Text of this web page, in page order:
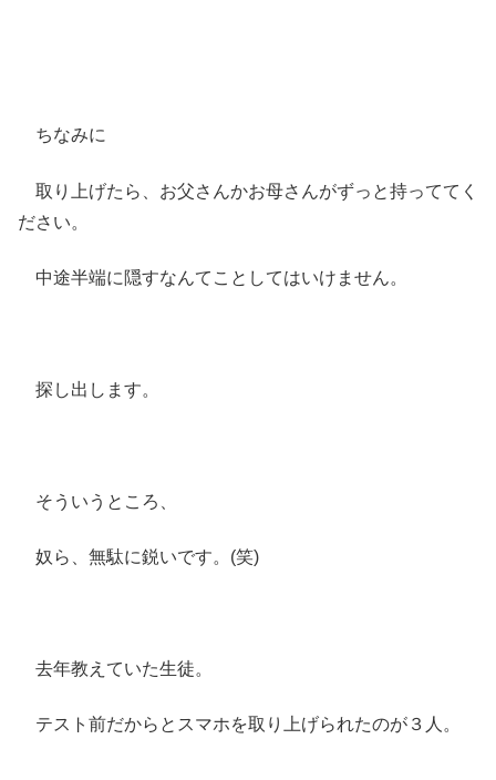
ちなみに
取り上げたら、お父さんかお母さんがずっと持っててく
ださい。
中途半端に隠すなんてことしてはいけません。
探し出します。
そういうところ、
奴ら、無駄に鋭いです。(笑)
去年教えていた生徒。
テスト前だからとスマホを取り上げられたのが３人。